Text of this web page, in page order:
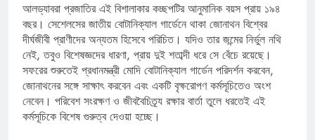
আলড্যাবরা প্রজাতির এই বিশালাকার কচ্ছপটির আনুমানিক বয়স প্রায় ১৯৪
বছর। সেশেলসের জাতীয় বোটানিক্যাল গার্ডেনে থাকা জোনাথন বিশ্বের
দীর্ঘজীবী প্রাণীদের অন্যতম হিসেবে পরিচিত। যদিও তার জন্মের নির্ভুল নথি
নেই, তবুও বিশেষজ্ঞদের ধারণা, প্রায় দুই শতাব্দী ধরে সে বেঁচে রয়েছে।
সফরের শুরুতেই প্রধানমন্ত্রী মোদি বোটানিক্যাল গার্ডেন পরিদর্শন করবেন,
জোনাথনের সঙ্গে সাক্ষাৎ করবেন এবং একটি বৃক্ষরোপণ কর্মসূচিতেও অংশ
নেবেন। পরিবেশ সংরক্ষণ ও জীববৈচিত্র্য রক্ষার বার্তা তুলে ধরতেই এই
কর্মসূচিকে বিশেষ গুরুত্ব দেওয়া হচ্ছে।